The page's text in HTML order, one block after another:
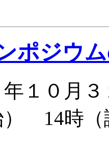
ポジウ
１０月
） 14時（